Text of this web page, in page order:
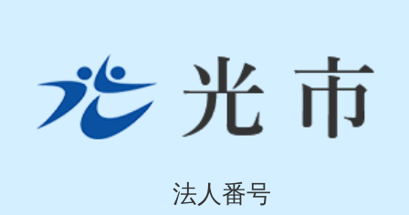
市
Hikari
法人番号